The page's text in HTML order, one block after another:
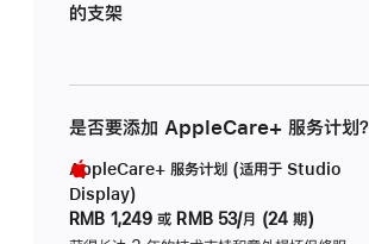
的支架
是否要添加 AppleCare+ 服务计划？
AppleCare+ 服务计划 (适用于 Studio
Display)
RMB 1,249 或 RMB 53/月 (24 期)